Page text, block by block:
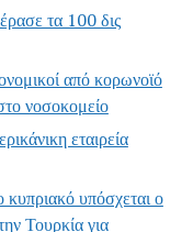
τα 100 δις
από κορωνοϊό
νοσοκομείο
εταιρεία
υπόσχεται ο
Τουρκία για